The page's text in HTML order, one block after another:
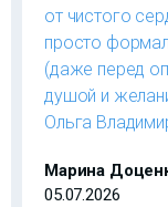
от чистого
просто
(даже перед
душой и
Ольга
Марина
05.07.2026